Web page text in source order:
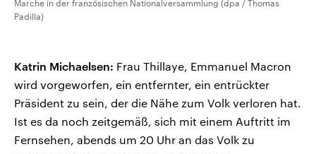
Marche in der französischen Nationalversammlung (dpa / Thomas
Padilla)
Katrin Michaelsen: Frau Thillaye, Emmanuel Macron
wird vorgeworfen, ein entfernter, ein entrückter
Präsident zu sein, der die Nähe zum Volk verloren hat.
Ist es da noch zeitgemäß, sich mit einem Auftritt im
Fernsehen, abends um 20 Uhr an das Volk zu